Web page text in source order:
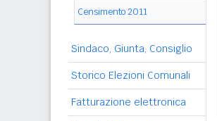
Censimento 2011
Sindaco, Giunta, Consiglio
Storico Elezioni Comunali
Fatturazione elettronica